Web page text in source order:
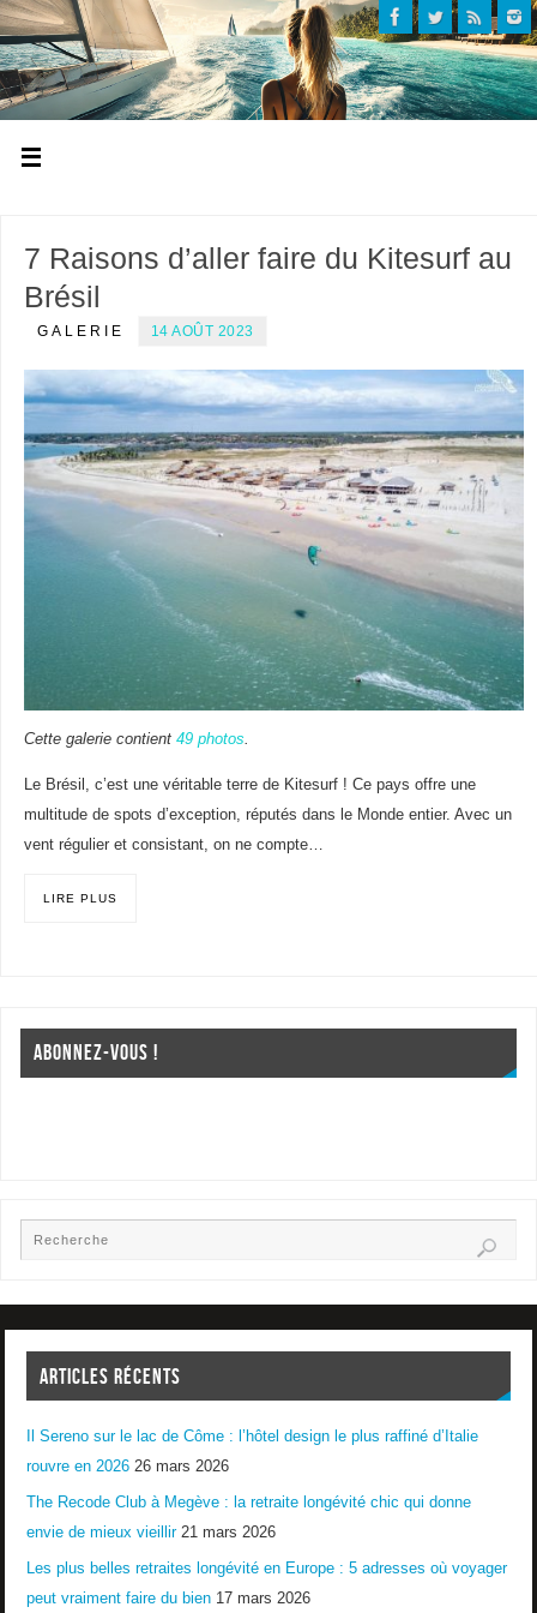
7 Raisons d’aller faire du Kitesurf au
Brésil
GALERIE 14 AOÛT 2023
Cette galerie contient 49 photos
Le Brésil, c’est une véritable terre de Kitesurf ! Ce pays offre une
multitude de spots d’exception, réputés dans le Monde entier. Avec un
vent régulier et consistant, on ne compte…
LIRE PLUS
ABONNEZ-VOUS !
ARTICLES RÉCENTS
Il Sereno sur le lac de Côme : l’hôtel design le plus raffiné d’Italie
rouvre en 2026 26 mars 2026
The Recode Club à Megève : la retraite longévité chic qui donne
envie de mieux vieillir 21 mars 2026
Les plus belles retraites longévité en Europe : 5 adresses où voyager
peut vraiment faire du bien 17 mars 2026